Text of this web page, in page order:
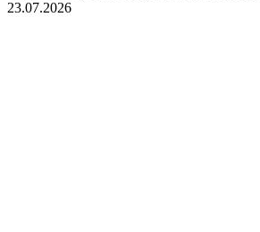
23.07.2026